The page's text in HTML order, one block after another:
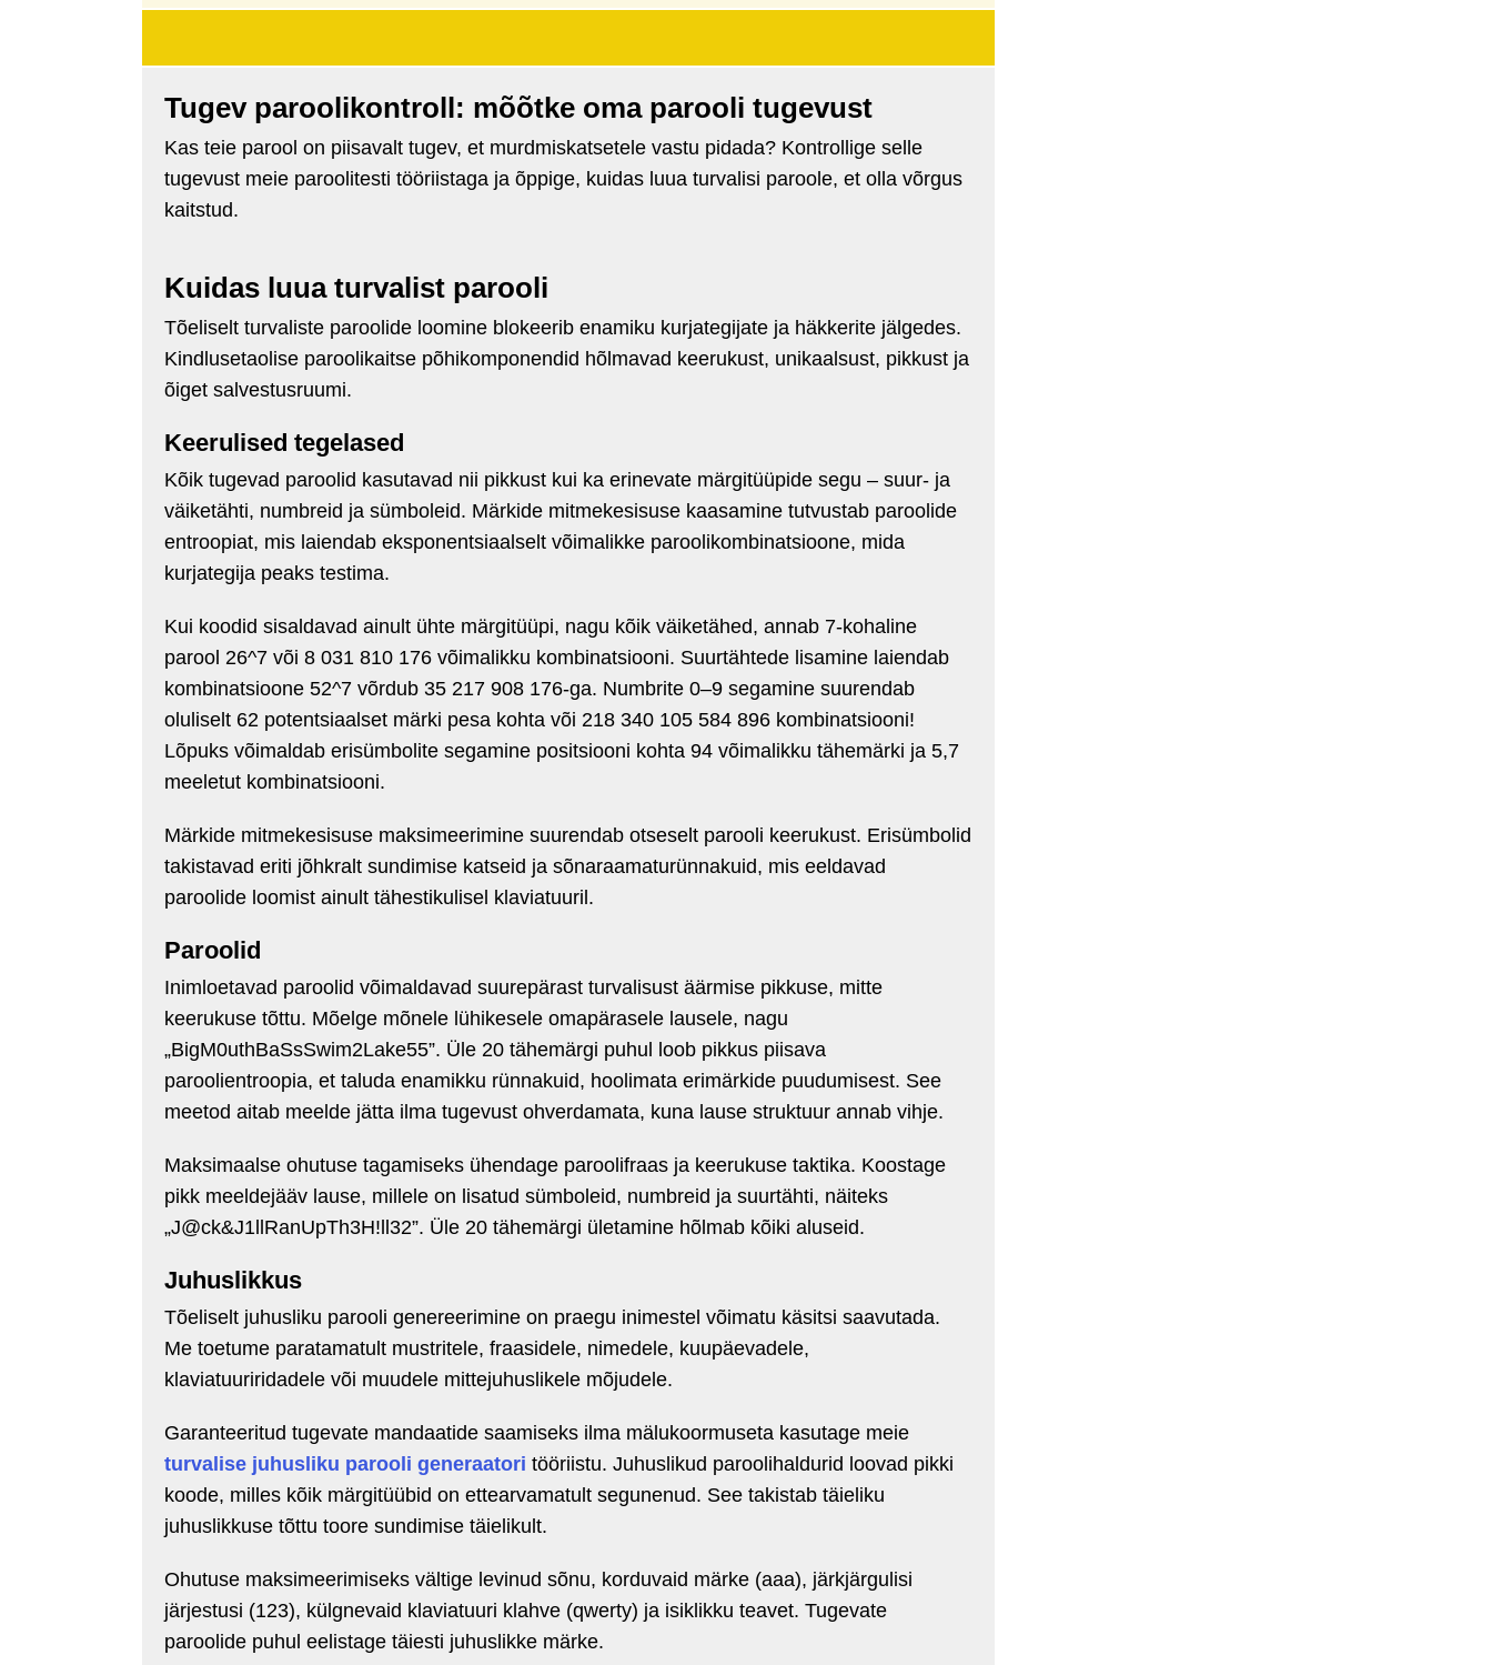
Tugev paroolikontroll: mõõtke oma parooli tugevust
Kas teie parool on piisavalt tugev, et murdmiskatsetele vastu pidada? Kontrollige selle
tugevust meie paroolitesti tööriistaga ja õppige, kuidas luua turvalisi paroole, et olla võrgus
kaitstud.
Kuidas luua turvalist parooli
Tõeliselt turvaliste paroolide loomine blokeerib enamiku kurjategijate ja häkkerite jälgedes.
Kindlusetaolise paroolikaitse põhikomponendid hõlmavad keerukust, unikaalsust, pikkust ja
õiget salvestusruumi.
Keerulised tegelased
Kõik tugevad paroolid kasutavad nii pikkust kui ka erinevate märgitüüpide segu – suur- ja
väiketähti, numbreid ja sümboleid. Märkide mitmekesisuse kaasamine tutvustab paroolide
entroopiat, mis laiendab eksponentsiaalselt võimalikke paroolikombinatsioone, mida
kurjategija peaks testima.
Kui koodid sisaldavad ainult ühte märgitüüpi, nagu kõik väiketähed, annab 7-kohaline
parool 26^7 või 8 031 810 176 võimalikku kombinatsiooni. Suurtähtede lisamine laiendab
kombinatsioone 52^7 võrdub 35 217 908 176-ga. Numbrite 0–9 segamine suurendab
oluliselt 62 potentsiaalset märki pesa kohta või 218 340 105 584 896 kombinatsiooni!
Lõpuks võimaldab erisümbolite segamine positsiooni kohta 94 võimalikku tähemärki ja 5,7
meeletut kombinatsiooni.
Märkide mitmekesisuse maksimeerimine suurendab otseselt parooli keerukust. Erisümbolid
takistavad eriti jõhkralt sundimise katseid ja sõnaraamaturünnakuid, mis eeldavad
paroolide loomist ainult tähestikulisel klaviatuuril.
Paroolid
Inimloetavad paroolid võimaldavad suurepärast turvalisust äärmise pikkuse, mitte
keerukuse tõttu. Mõelge mõnele lühikesele omapärasele lausele, nagu
„BigM0uthBaSsSwim2Lake55”. Üle 20 tähemärgi puhul loob pikkus piisava
paroolientroopia, et taluda enamikku rünnakuid, hoolimata erimärkide puudumisest. See
meetod aitab meelde jätta ilma tugevust ohverdamata, kuna lause struktuur annab vihje.
Maksimaalse ohutuse tagamiseks ühendage paroolifraas ja keerukuse taktika. Koostage
pikk meeldejääv lause, millele on lisatud sümboleid, numbreid ja suurtähti, näiteks
„J@ck&J1llRanUpTh3H!ll32”. Üle 20 tähemärgi ületamine hõlmab kõiki aluseid.
Juhuslikkus
Tõeliselt juhusliku parooli genereerimine on praegu inimestel võimatu käsitsi saavutada.
Me toetume paratamatult mustritele, fraasidele, nimedele, kuupäevadele,
klaviatuuriridadele või muudele mittejuhuslikele mõjudele.
Garanteeritud tugevate mandaatide saamiseks ilma mälukoormuseta kasutage meie
turvalise juhusliku parooli generaatori tööriistu. Juhuslikud paroolihaldurid loovad pikki
koode, milles kõik märgitüübid on ettearvamatult segunenud. See takistab täieliku
juhuslikkuse tõttu toore sundimise täielikult.
Ohutuse maksimeerimiseks vältige levinud sõnu, korduvaid märke (aaa), järkjärgulisi
järjestusi (123), külgnevaid klaviatuuri klahve (qwerty) ja isiklikku teavet. Tugevate
paroolide puhul eelistage täiesti juhuslikke märke.